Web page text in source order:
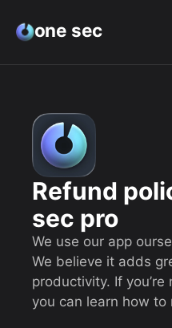
one sec
Refund
sec pro
We use our app
We believe it adds
productivity. If
you can learn how